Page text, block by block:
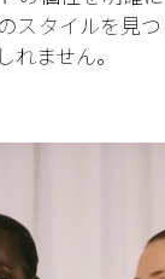
スタイルを見
れません。